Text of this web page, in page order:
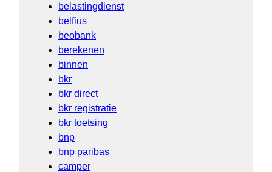
belastingdienst
belfius
beobank
berekenen
binnen
bkr
bkr direct
bkr registratie
bkr toetsing
bnp
bnp paribas
camper